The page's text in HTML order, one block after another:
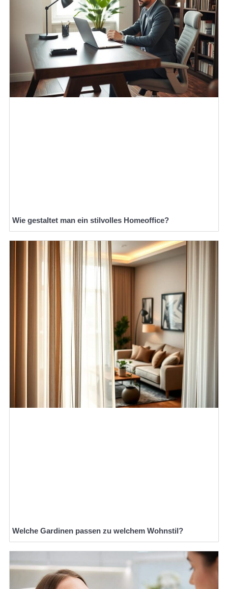
Wie gestaltet man ein stilvolles Homeoffice?
Welche Gardinen passen zu welchem Wohnstil?